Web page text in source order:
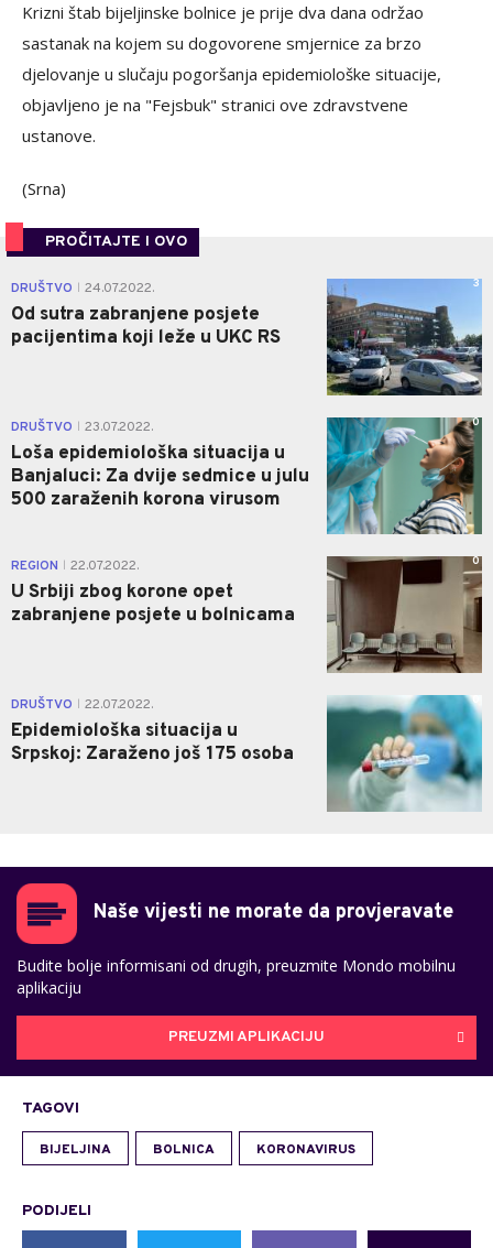
Krizni štab bijeljinske bolnice je prije dva dana održao
sastanak na kojem su dogovorene smjernice za brzo
djelovanje u slučaju pogoršanja epidemiološke situacije,
objavljeno je na "Fejsbuk" stranici ove zdravstvene
ustanove.
(Srna)
PROČITAJTE I OVO
DRUŠTVO 24.07.2022.
Od sutra zabranjene posjete
pacijentima koji leže u UKC RS
3
DRUŠTVO 23.07.2022.
Loša epidemiološka situacija u
Banjaluci: Za dvije sedmice u julu
500 zaraženih korona virusom
0
REGION 22.07.2022.
U Srbiji zbog korone opet
zabranjene posjete u bolnicama
0
DRUŠTVO 22.07.2022.
Epidemiološka situacija u
Srpskoj: Zaraženo još 175 osoba
0
Naše vijesti ne morate da provjeravate
Budite bolje informisani od drugih, preuzmite Mondo mobilnu
aplikaciju
PREUZMI APLIKACIJU
TAGOVI
BIJELJINA BOLNICA KORONAVIRUS
PODIJELI